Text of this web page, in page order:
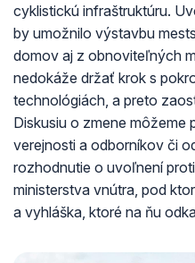
cyklistickú infraštruktúru.
by umožnilo výstavbu
domov aj z obnoviteľných
nedokáže držať krok s
technológiách, a preto
Diskusiu o zmene môžeme
verejnosti a odborníkov či
rozhodnutie o uvoľnení
ministerstva vnútra, pod
a vyhláška, ktoré na ňu